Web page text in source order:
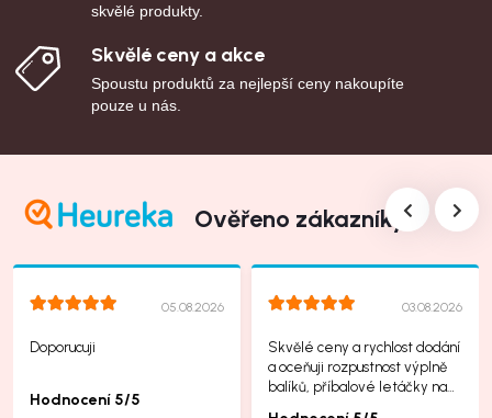
skvělé produkty.
Skvělé ceny a akce
Spoustu produktů za nejlepší ceny nakoupíte
pouze u nás.
Ověřeno zákazníky
05.08.2026
Doporucuji
Hodnocení 5/5
03.08.2026
Skvělé ceny a rychlost dodání
a oceňuji rozpustnost výplně
balíků, příbalové letáčky na